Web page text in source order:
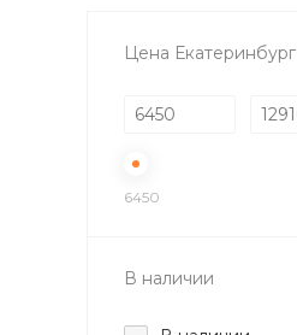
Цена Екатеринбург
6450
В наличии